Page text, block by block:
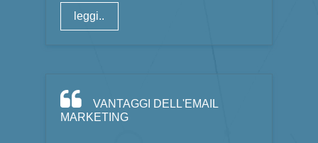
leggi..
VANTAGGI DELL'EMAIL
MARKETING